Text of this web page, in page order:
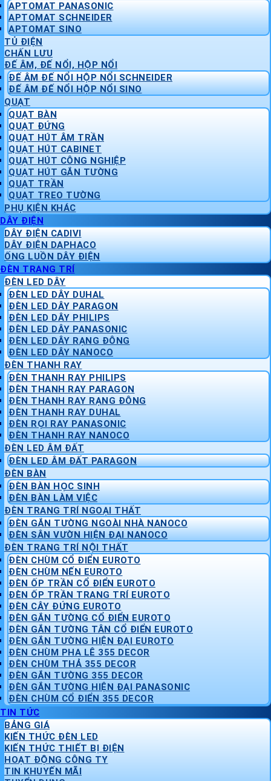
APTOMAT PANASONIC
APTOMAT SCHNEIDER
APTOMAT SINO
TỦ ĐIỆN
CHẤN LƯU
ĐẾ ÂM, ĐẾ NỔI, HỘP NỔI
ĐẾ ÂM ĐẾ NỔI HỘP NỔI SCHNEIDER
ĐẾ ÂM ĐẾ NỔI HỘP NỔI SINO
QUẠT
QUẠT BÀN
QUẠT ĐỨNG
QUẠT HÚT ÂM TRẦN
QUẠT HÚT CABINET
QUẠT HÚT CÔNG NGHIỆP
QUẠT HÚT GẮN TƯỜNG
QUẠT TRẦN
QUẠT TREO TƯỜNG
PHỤ KIỆN KHÁC
DÂY ĐIỆN
DÂY ĐIỆN CADIVI
DÂY ĐIỆN DAPHACO
ỐNG LUỒN DÂY ĐIỆN
ĐÈN TRANG TRÍ
ĐÈN LED DÂY
ĐÈN LED DÂY DUHAL
ĐÈN LED DÂY PARAGON
ĐÈN LED DÂY PHILIPS
ĐÈN LED DÂY PANASONIC
ĐÈN LED DÂY RẠNG ĐÔNG
ĐÈN LED DÂY NANOCO
ĐÈN THANH RAY
ĐÈN THANH RAY PHILIPS
ĐÈN THANH RAY PARAGON
ĐÈN THANH RAY RẠNG ĐÔNG
ĐÈN THANH RAY DUHAL
ĐÈN RỌI RAY PANASONIC
ĐÈN THANH RAY NANOCO
ĐÈN LED ÂM ĐẤT
ĐÈN LED ÂM ĐẤT PARAGON
ĐÈN BÀN
ĐÈN BÀN HỌC SINH
ĐÈN BÀN LÀM VIỆC
ĐÈN TRANG TRÍ NGOẠI THẤT
ĐÈN GẮN TƯỜNG NGOÀI NHÀ NANOCO
ĐÈN SÂN VƯỜN HIỆN ĐẠI NANOCO
ĐÈN TRANG TRÍ NỘI THẤT
ĐÈN CHÙM CỔ ĐIỂN EUROTO
ĐÈN CHÙM NẾN EUROTO
ĐÈN ỐP TRẦN CỔ ĐIỂN EUROTO
ĐÈN ỐP TRẦN TRANG TRÍ EUROTO
ĐÈN CÂY ĐỨNG EUROTO
ĐÈN GẮN TƯỜNG CỔ ĐIỂN EUROTO
ĐÈN GẮN TƯỜNG TÂN CỔ ĐIỂN EUROTO
ĐÈN GẮN TƯỜNG HIỆN ĐẠI EUROTO
ĐÈN CHÙM PHA LÊ 355 DECOR
ĐÈN CHÙM THẢ 355 DECOR
ĐÈN GẮN TƯỜNG 355 DECOR
ĐÈN GẮN TƯỜNG HIỆN ĐẠI PANASONIC
ĐÈN CHÙM CỔ ĐIỂN 355 DECOR
TIN TỨC
BẢNG GIÁ
KIẾN THỨC ĐÈN LED
KIẾN THỨC THIẾT BỊ ĐIỆN
HOẠT ĐỘNG CÔNG TY
TIN KHUYẾN MÃI